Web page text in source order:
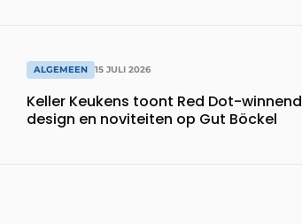
ALGEMEEN 15 JULI 2026
Keller Keukens toont Red Dot-winnend
design en noviteiten op Gut Böckel